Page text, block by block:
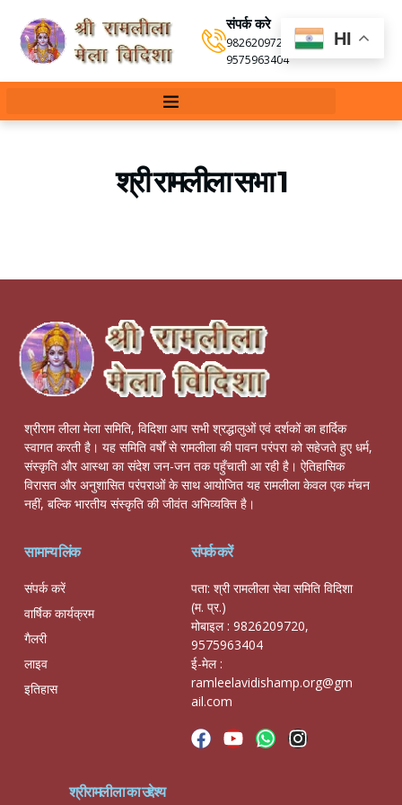
संपर्क करे
9826209720
9575963404
श्री रामलीला सभा 1
श्रीराम लीला मेला समिति, विदिशा आप सभी श्रद्धालुओं एवं दर्शकों का हार्दिक
स्वागत करती है। यह समिति वर्षों से रामलीला की पावन परंपरा को सहेजते हुए धर्म,
संस्कृति और आस्था का संदेश जन-जन तक पहुँचाती आ रही है। ऐतिहासिक
विरासत और अनुशासित परंपराओं के साथ आयोजित यह रामलीला केवल एक मंचन
नहीं, बल्कि भारतीय संस्कृति की जीवंत अभिव्यक्ति है।
सामान्य लिंक
संपर्क करें
वार्षिक कार्यक्रम
गैलरी
लाइव
इतिहास
संपर्क करें
पता: श्री रामलीला सेवा समिति विदिशा
(म. प्र.)
मोबाइल : 9826209720,
9575963404
ई-मेल :
ramleelavidishamp.org@gm
ail.com
श्रीरामलीला का उद्देश्य
HI